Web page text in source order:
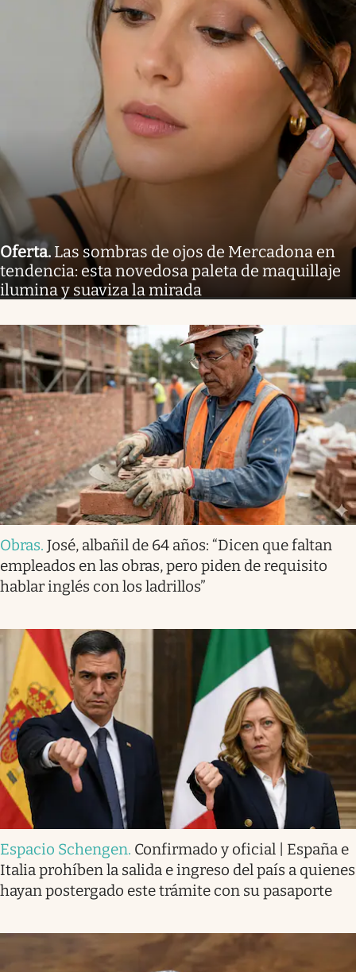
Oferta. Las sombras de ojos de Mercadona en
tendencia: esta novedosa paleta de maquillaje
ilumina y suaviza la mirada
Obras. José, albañil de 64 años: “Dicen que faltan
empleados en las obras, pero piden de requisito
hablar inglés con los ladrillos”
Espacio Schengen. Confirmado y oficial | España e
Italia prohíben la salida e ingreso del país a quienes
hayan postergado este trámite con su pasaporte